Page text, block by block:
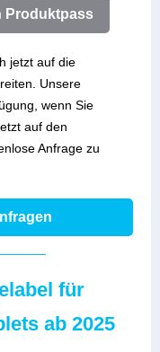
Produktpass
jetzt auf die
Unsere
wenn Sie
auf den
Anfrage zu
für
ab 2025